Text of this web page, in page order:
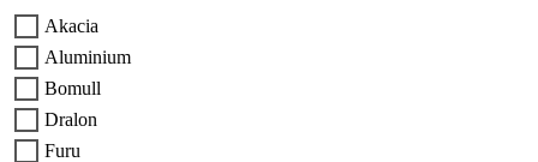
Akacia
Aluminium
Bomull
Dralon
Furu